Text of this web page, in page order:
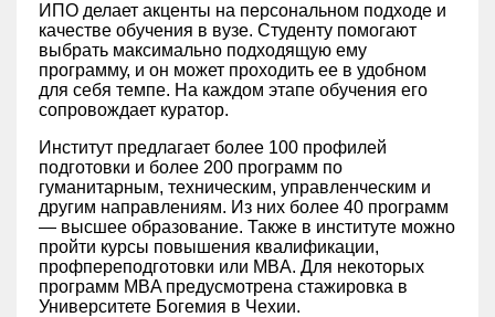
ИПО делает акценты на персональном подходе и
качестве обучения в вузе. Студенту помогают
выбрать максимально подходящую ему
программу, и он может проходить ее в удобном
для себя темпе. На каждом этапе обучения его
сопровождает куратор.
Институт предлагает более 100 профилей
подготовки и более 200 программ по
гуманитарным, техническим, управленческим и
другим направлениям. Из них более 40 программ
— высшее образование. Также в институте можно
пройти курсы повышения квалификации,
профпереподготовки или MBA. Для некоторых
программ MBA предусмотрена стажировка в
Университете Богемия в Чехии.